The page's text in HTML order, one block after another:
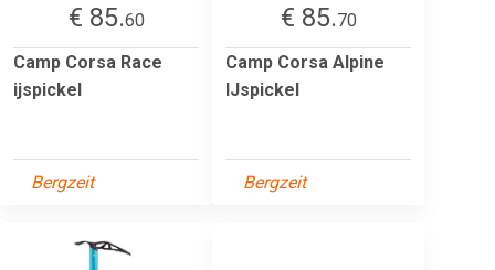
€ 85.60
Camp Corsa Race
ijspickel
Bergzeit
€ 85.70
Camp Corsa Alpine
IJspickel
Bergzeit